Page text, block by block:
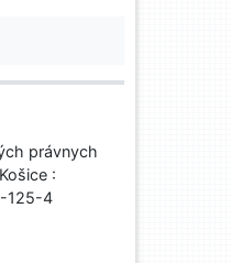
právnych
:
125-4